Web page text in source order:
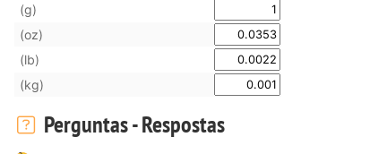
(g)
(oz)
(lb)
(kg)
Perguntas - Respostas